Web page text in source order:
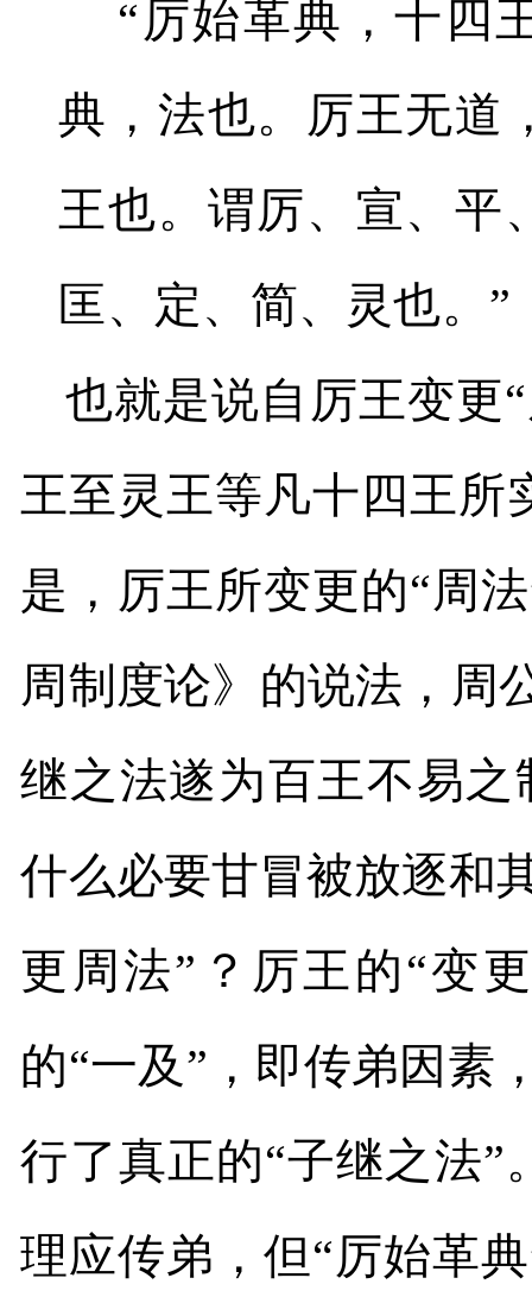
“厉始革典，十四
典，法也。厉王无道
王也。谓厉、宣、平
匡、定、简、灵也。”
也就是说自厉王变更
王至灵王等凡十四王所
是，厉王所变更的“周
周制度论》的说法，周
继之法遂为百王不易之
什么必要甘冒被放逐和
更周法”？厉王的“变
的“一及”，即传弟因素
行了真正的“子继之法”
理应传弟，但“厉始革